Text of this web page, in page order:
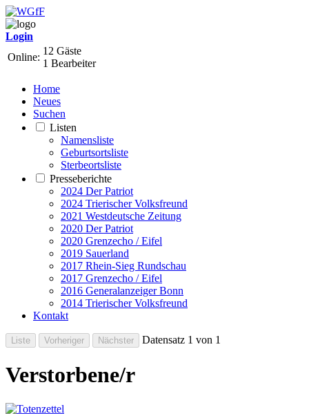
Login
Online:
12 Gäste
1 Bearbeiter
Home
Neues
Suchen
Listen
Namensliste
Geburtsortsliste
Sterbeortsliste
Presseberichte
2024 Der Patriot
2024 Trierischer Volksfreund
2021 Westdeutsche Zeitung
2020 Der Patriot
2020 Grenzecho / Eifel
2019 Sauerland
2017 Rhein-Sieg Rundschau
2017 Grenzecho / Eifel
2016 Generalanzeiger Bonn
2014 Trierischer Volksfreund
Kontakt
Datensatz 1 von 1
Verstorbene/r